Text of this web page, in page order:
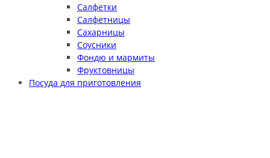
Салфетки
Салфетницы
Сахарницы
Соусники
Фондю и мармиты
Фруктовницы
Посуда для приготовления